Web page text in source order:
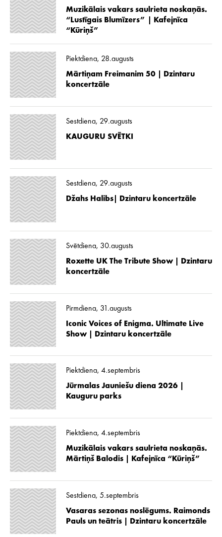
Muzikālais vakars saulrieta noskaņās.
“Lustīgais Blumīzers” | Kafejnīca
“Kūriņš”
Piektdiena, 28.augusts
Mārtiņam Freimanim 50 | Dzintaru
koncertzāle
Sestdiena, 29.augusts
KAUGURU SVĒTKI
Sestdiena, 29.augusts
Džahs Halibs| Dzintaru koncertzāle
Svētdiena, 30.augusts
Roxette UK The Tribute Show | Dzintaru
koncertzāle
Pirmdiena, 31.augusts
Iconic Voices of Enigma. Ultimate Live
Show | Dzintaru koncertzāle
Piektdiena, 4.septembris
Jūrmalas Jauniešu diena 2026 |
Kauguru parks
Piektdiena, 4.septembris
Muzikālais vakars saulrieta noskaņās.
Mārtiņš Balodis | Kafejnīca “Kūriņš”
Sestdiena, 5.septembris
Vasaras sezonas noslēgums. Raimonds
Pauls un teātris | Dzintaru koncertzāle